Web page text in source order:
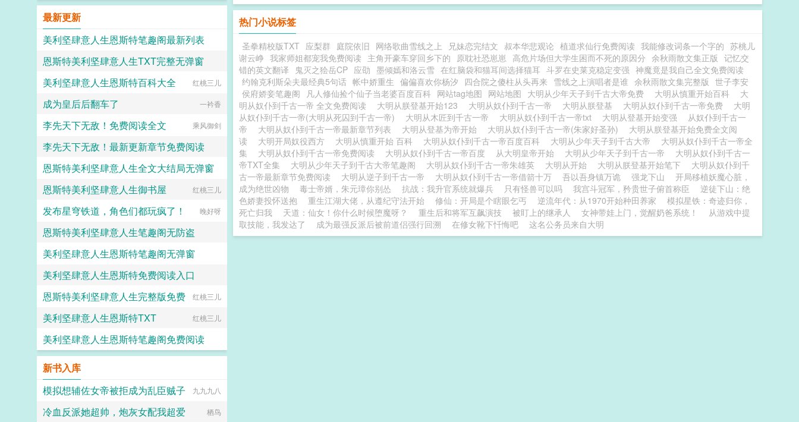
热门小说标签
圣拳精校版TXT 应梨群 庭院依旧 网络歌曲雪线之上 兄妹恋完结文 叔本华悲观论 植道求仙行免费阅读 我能修改词条一个字的 苏桃儿
谢云峥 我家师姐都宠我免费阅读 主角开豪车穿回乡下的 原耽社恐崽崽 高危片场但大学生困而不死的原因分 余秋雨散文集正版 记忆交
错的英文翻译
鬼灭之狯岳CP 应劭 墨倾嫣和洛云雪 在红脑袋和猫耳间选择猫耳 斗罗在史莱克稳定变强 神魔竟是我自己全文免费阅读
约翰克利斯朵夫最经典5句话 帐中娇重生 偏偏喜欢你杨汐 四合院之傻柱从头再来 雪线之上演唱者是谁 余秋雨散文集完整版 世子李安
侯府娇妾笔趣阁
凡人修仙捡个仙子当老婆百度百科 网站tag地图 网站地图 大明从少年天子到千古大帝免费 大明从慎重开始百科
大
明从奴仆到千古一帝 全文免费阅读
大明从朕登基开始123 大明从奴仆到千古一帝 大明从朕登基 大明从奴仆到千古一帝免费
大明
从奴仆到千古一帝(大明从死囚到千古一帝)
大明从木匠到千古一帝 大明从奴仆到千古一帝txt 大明从登基开始变强
从奴仆到千古一
帝
大明从奴仆到千古一帝最新章节列表 大明从登基为帝开始 大明从奴仆到千古一帝(朱家好圣孙)
大明从朕登基开始免费全文阅
读
大明开局奴役西方 大明从慎重开始 百科 大明从奴仆到千古一帝百度百科 大明从少年天子到千古大帝
大明从奴仆到千古一帝全
集
大明从奴仆到千古一帝免费阅读 大明从奴仆到千古一帝百度 从大明皇帝开始 大明从少年天子到千古一帝
大明从奴仆到千古一
帝TXT全集
大明从少年天子到千古大帝笔趣阁 大明从奴仆到千古一帝朱雄英 大明从开始 大明从朕登基开始笔下
大明从奴仆到千
古一帝最新章节免费阅读
大明从逆子到千古一帝 大明从奴仆到千古一帝借箭十万 吾以吾身镇万诡 强龙下山
开局移植妖魔心脏，
成为绝世凶物
毒士帝婿，朱元璋你别怂 抗战：我升官系统就爆兵 只有怪兽可以吗 我宫斗冠军，矜贵世子俯首称臣
逆徒下山：绝
色娇妻投怀送抱
重生江湖大佬，从遵纪守法开始 修仙：开局是个瞎眼乞丐 逆流年代：从1970开始种田养家
模拟星铁：奇迹归你，
死亡归我
天道：仙女！你什么时候堕魔呀？ 重生后和将军互飙演技 被盯上的继承人 女神带娃上门，觉醒奶爸系统！
从游戏中提
取技能，我发达了
成为最强反派后被前道侣强行回溯 在修女靴下忏悔吧 这名公务员来自大明
最新更新
美利坚肆意人生恩斯特笔趣阁最新列表
红桃三儿
恩斯特美利坚肆意人生TXT完整无弹窗
红桃三儿
美利坚肆意人生恩斯特百科大全 红桃三儿
成为皇后后翻车了 一衿香
李先天下无敌！免费阅读全文 乘风御剑
李先天下无敌！最新更新章节免费阅读
乘风御剑
恩斯特美利坚肆意人生全文大结局无弹窗
红桃三儿
恩斯特美利坚肆意人生御书屋 红桃三儿
发布星穹铁道，角色们都玩疯了！ 晚好呀
恩斯特美利坚肆意人生笔趣阁无防盗
红桃三儿
美利坚肆意人生恩斯特笔趣阁无弹窗
红桃三儿
美利坚肆意人生恩斯特免费阅读入口
红桃三儿
恩斯特美利坚肆意人生完整版免费 红桃三儿
美利坚肆意人生恩斯特TXT 红桃三儿
美利坚肆意人生恩斯特笔趣阁免费阅读
新书入库
模拟想辅佐女帝被拒成为乱臣贼子
九九九八
冷血反派她超帅，炮灰女配我超爱 栖鸟